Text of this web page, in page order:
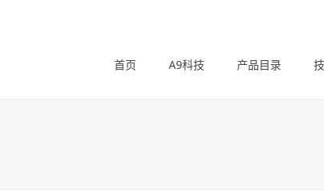
首页 A9科技 产品目录